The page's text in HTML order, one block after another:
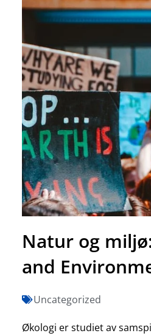
Natur og
and
Uncategorized
Økologi er studiet av